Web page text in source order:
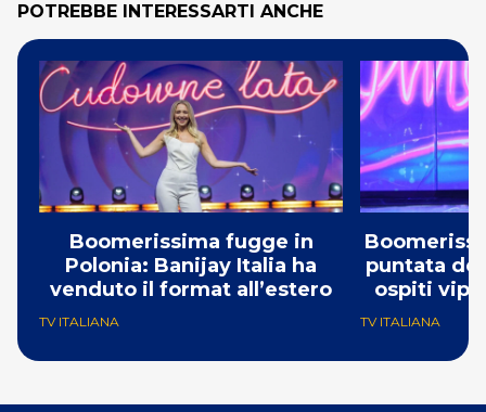
POTREBBE INTERESSARTI ANCHE
Boomerissima fugge in
Polonia: Banijay Italia ha
venduto il format all’estero
TV ITALIANA
puntata
ospiti vip
TV ITALIANA